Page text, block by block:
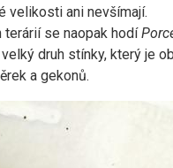
velikosti ani nevšímají.
terárií se naopak hodí
druh stínky, který je
a gekonů.